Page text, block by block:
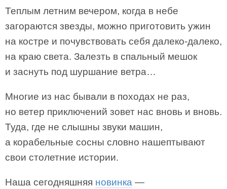
Теплым летним вечером, когда в небе
загораются звезды, можно приготовить ужин
на костре и почувствовать себя далеко-далеко,
на краю света. Залезть в спальный мешок
и заснуть под шуршание ветра…
Многие из нас бывали в походах не раз,
но ветер приключений зовет нас вновь и вновь.
Туда, где не слышны звуки машин,
а корабельные сосны словно нашептывают
свои столетние истории.
Наша сегодняшняя новинка —